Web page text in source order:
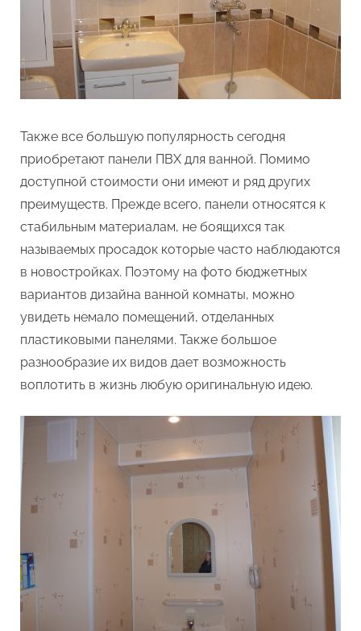
Также все большую популярность сегодня
приобретают панели ПВХ для ванной. Помимо
доступной стоимости они имеют и ряд других
преимуществ. Прежде всего, панели относятся к
стабильным материалам, не боящихся так
называемых просадок которые часто наблюдаются
в новостройках. Поэтому на фото бюджетных
вариантов дизайна ванной комнаты, можно
увидеть немало помещений, отделанных
пластиковыми панелями. Также большое
разнообразие их видов дает возможность
воплотить в жизнь любую оригинальную идею.